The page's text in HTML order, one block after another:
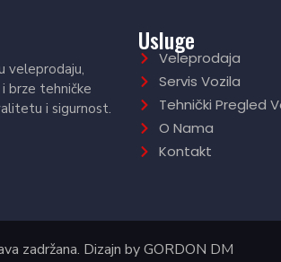
veleprodaju,
brze tehničke
i sigurnost.
Usluge
Veleprodaja
Servis Vozila
Tehnički Pregled
O Nama
Kontakt
zadržana. Dizajn byGORDON DM